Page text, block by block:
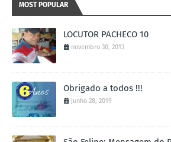
MOST POPULAR
LOCUTOR PACHECO 10
novembro 30, 2013
Obrigado a todos !!!
junho 28, 2019